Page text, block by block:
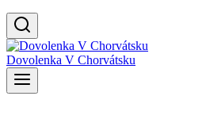
Dovolenka V Chorvátsku